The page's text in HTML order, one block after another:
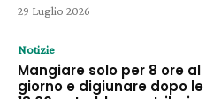
29 Luglio 2026
Notizie
Mangiare solo per 8 ore al
giorno e digiunare dopo le